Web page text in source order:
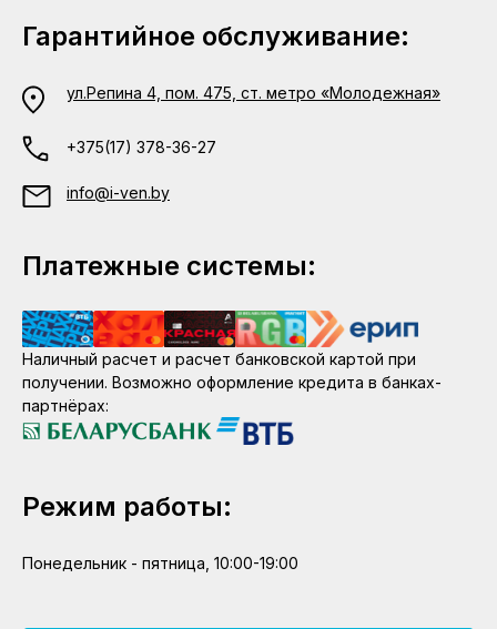
Гарантийное обслуживание:
ул.Репина 4, пом. 475, ст. метро «Молодежная»
+375(17) 378-36-27
info@i-ven.by
Платежные системы:
Наличный расчет и расчет банковской картой при
получении. Возможно оформление кредита в банках-
партнёрах:
Режим работы:
Понедельник - пятница, 10:00-19:00